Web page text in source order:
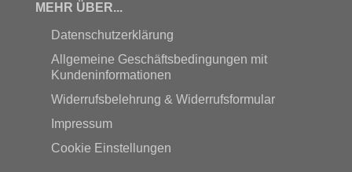
MEHR ÜBER...
Datenschutzerklärung
Allgemeine Geschäftsbedingungen mit
Kundeninformationen
Widerrufsbelehrung & Widerrufsformular
Impressum
Cookie Einstellungen